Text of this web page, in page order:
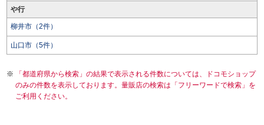
や行
柳井市（2件）
山口市（5件）
「都道府県から検索」の結果で表示される件数については、ドコモショップ
のみの件数を表示しております。量販店の検索は「フリーワードで検索」を
ご利用ください。